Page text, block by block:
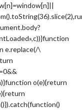
e.replace(/\
o(e){return